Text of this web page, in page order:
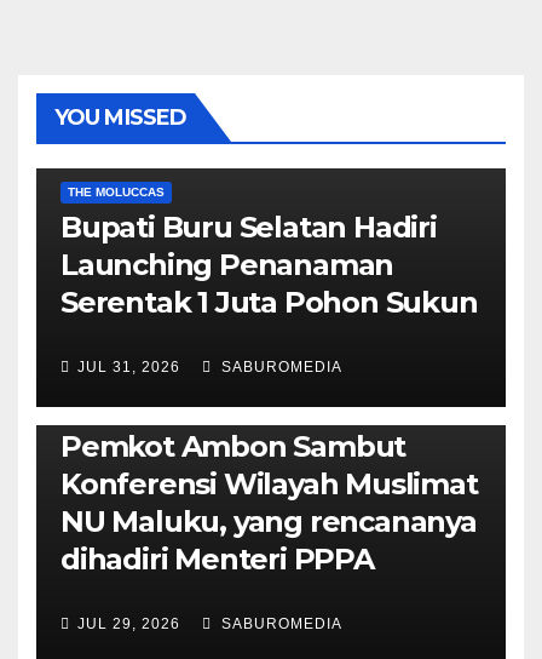
YOU MISSED
THE MOLUCCAS
Bupati Buru Selatan Hadiri
Launching Penanaman
Serentak 1 Juta Pohon Sukun
JUL 31, 2026 SABUROMEDIA
AMBON METRO JURNALISME AKTIVIS
POLITIK & PEMERINTAHAN
Pemkot Ambon Sambut
Konferensi Wilayah Muslimat
NU Maluku, yang rencananya
dihadiri Menteri PPPA
JUL 29, 2026 SABUROMEDIA